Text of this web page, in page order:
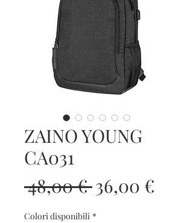
ZAINO YOUNG
CA031
48,00 € Prezzo
regolare
36,00 €
Colori disponibili *